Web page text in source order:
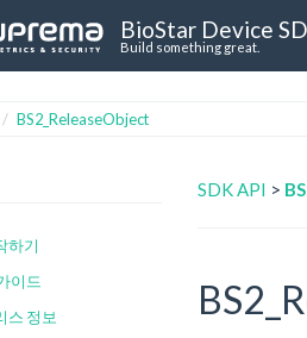
BioStar Device
Build something great.
BS2_ReleaseObject
하기
이드
스 정보
SDK API >